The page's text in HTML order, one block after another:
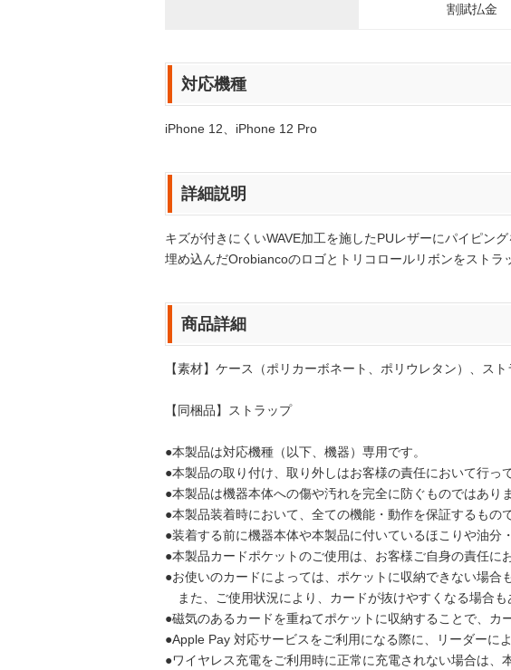
割賦払金
対応機種
iPhone 12、iPhone 12 Pro
詳細説明
キズが付きにくいWAVE加工を施したPUレザーにパイピン
埋め込んだOrobiancoのロゴとトリコロールリボンをストラ
商品詳細
【素材】ケース（ポリカーボネート、ポリウレタン）、ス
【同梱品】ストラップ
●本製品は対応機種（以下、機器）専用です。
●本製品の取り付け、取り外しはお客様の責任において行っ
●本製品は機器本体への傷や汚れを完全に防ぐものではあり
●本製品装着時において、全ての機能・動作を保証するもの
●装着する前に機器本体や本製品に付いているほこりや油分
●本製品カードポケットのご使用は、お客様ご自身の責任に
●お使いのカードによっては、ポケットに収納できない場合
また、ご使用状況により、カードが抜けやすくなる場合
●磁気のあるカードを重ねてポケットに収納することで、カ
●Apple Pay 対応サービスをご利用になる際に、リーダーに
●ワイヤレス充電をご利用時に正常に充電されない場合は、